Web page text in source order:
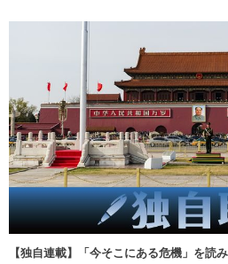
【独自連載】「今そこにある危機」を読